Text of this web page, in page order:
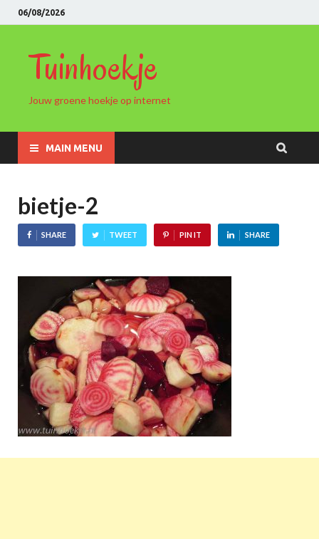
06/08/2026
Tuinhoekje
Jouw groene hoekje op internet
MAIN MENU
bietje-2
SHARE TWEET PIN IT SHARE